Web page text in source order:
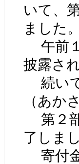
いて、
ました。
午前１
披露さ
続い
（あか
第２
了しま
寄付